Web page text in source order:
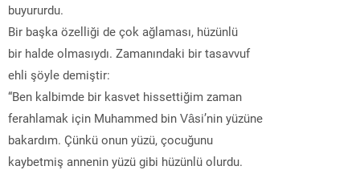
buyururdu.
Bir başka özelliği de çok ağlaması, hüzünlü
bir halde olmasıydı. Zamanındaki bir tasavvuf
ehli şöyle demiştir:
“Ben kalbimde bir kasvet hissettiğim zaman
ferahlamak için Muhammed bin Vâsi’nin yüzüne
bakardım. Çünkü onun yüzü, çocuğunu
kaybetmiş annenin yüzü gibi hüzünlü olurdu.